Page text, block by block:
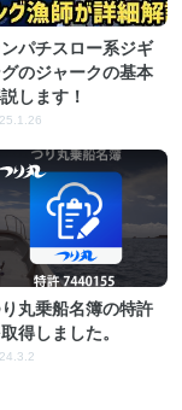
パチスロー系ジギ
グのジャークの基本
します！
丸乗船名簿の特許
得しました。